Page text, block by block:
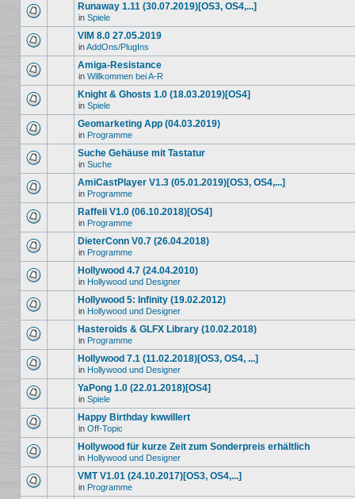
Runaway 1.11 (30.07.2019)[OS3, OS4,...]
in Spiele
VIM 8.0 27.05.2019
inAddOns/PlugIns
Amiga-Resistance
in Willkommen bei A-R
Knight & Ghosts 1.0 (18.03.2019)[OS4]
in Spiele
Geomarketing App (04.03.2019)
in Programme
Suche Gehäuse mit Tastatur
in Suche
AmiCastPlayer V1.3 (05.01.2019)[OS3, OS4,...]
in Programme
Raffeli V1.0 (06.10.2018)[OS4]
in Programme
DieterConn V0.7 (26.04.2018)
in Programme
Hollywood 4.7 (24.04.2010)
in Hollywood und Designer
Hollywood 5: Infinity (19.02.2012)
in Hollywood und Designer
Hasteroids & GLFX Library (10.02.2018)
in Programme
Hollywood 7.1 (11.02.2018)[OS3, OS4, ...]
in Hollywood und Designer
YaPong 1.0 (22.01.2018)[OS4]
in Spiele
Happy Birthday kwwillert
in Off-Topic
Hollywood für kurze Zeit zum Sonderpreis erhältlich
in Hollywood und Designer
VMT V1.01 (24.10.2017)[OS3, OS4,...]
in Programme